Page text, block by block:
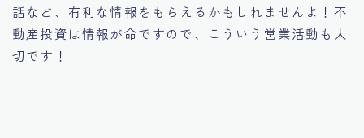
話など、有利な情報をもらえるかもしれませんよ！不
動産投資は情報が命ですので、こういう営業活動も大
切です！